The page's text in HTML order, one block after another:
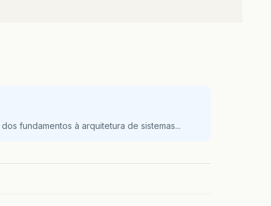
fundamentos à arquitetura de sistemas...